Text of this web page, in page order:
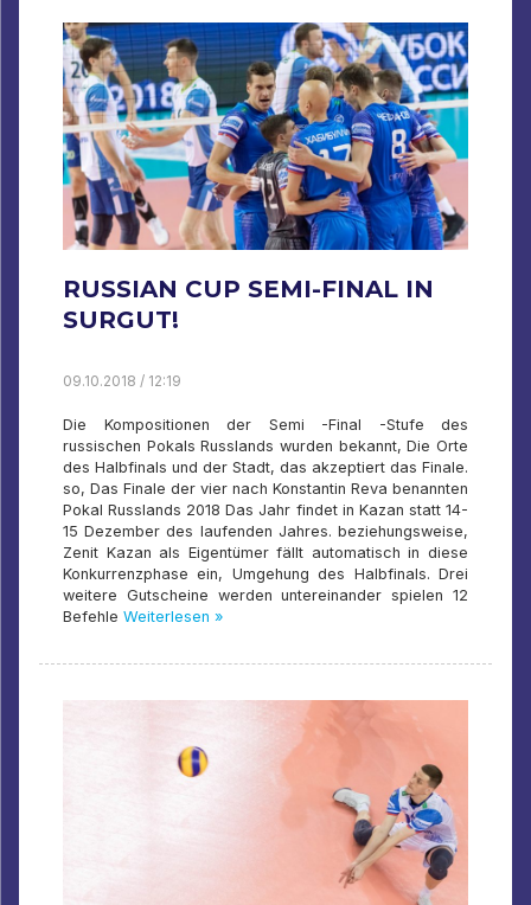
RUSSIAN CUP SEMI-FINAL IN
SURGUT!
09.10.2018 / 12:19
Die Kompositionen der Semi -Final -Stufe des
russischen Pokals Russlands wurden bekannt, Die Orte
des Halbfinals und der Stadt, das akzeptiert das Finale.
so, Das Finale der vier nach Konstantin Reva benannten
Pokal Russlands 2018 Das Jahr findet in Kazan statt 14-
15 Dezember des laufenden Jahres. beziehungsweise,
Zenit Kazan als Eigentümer fällt automatisch in diese
Konkurrenzphase ein, Umgehung des Halbfinals. Drei
weitere Gutscheine werden untereinander spielen 12
Befehle Weiterlesen »